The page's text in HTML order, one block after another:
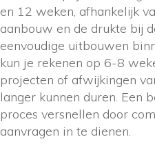
en 12 weken, afhankelijk
aanbouw en de drukte bij
eenvoudige uitbouwen
kun je rekenen op 6-8
projecten of afwijkingen
langer kunnen duren. Een
proces versnellen door
aanvragen in te dienen.